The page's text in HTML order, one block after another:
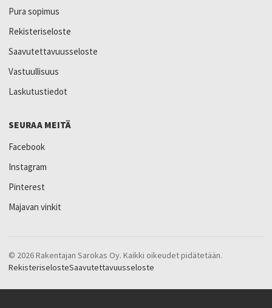
Pura sopimus
Rekisteriseloste
Saavutettavuusseloste
Vastuullisuus
Laskutustiedot
SEURAA MEITÄ
Facebook
Instagram
Pinterest
Majavan vinkit
© 2026 Rakentajan Sarokas Oy. Kaikki oikeudet pidätetään.
RekisteriselosteSaavutettavuusseloste